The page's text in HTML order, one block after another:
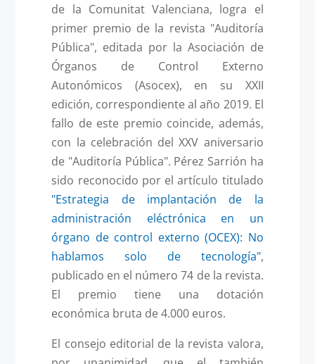
de la Comunitat Valenciana, logra el
primer premio de la revista "Auditoría
Pública", editada por la Asociación de
Órganos de Control Externo
Autonómicos (Asocex), en su XXII
edición, correspondiente al año 2019. El
fallo de este premio coincide, además,
con la celebración del XXV aniversario
de "Auditoría Pública". Pérez Sarrión ha
sido reconocido por el artículo titulado
"Estrategia de implantación de la
administración eléctrónica en un
órgano de control externo (OCEX): No
hablamos solo de tecnología",
publicado en el número 74 de la revista.
El premio tiene una dotación
económica bruta de 4.000 euros.
El consejo editorial de la revista valora,